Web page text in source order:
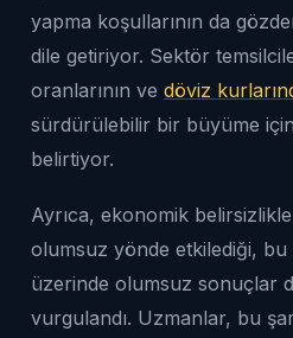
yapma koşullarının da
dile getiriyor. Sektör
oranlarının ve döviz
sürdürülebilir bir büyüme
belirtiyor.
Ayrıca, ekonomik
olumsuz yönde etkilediği,
üzerinde olumsuz sonuçlar
vurgulandı. Uzmanlar, bu